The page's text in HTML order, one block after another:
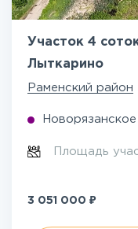
Участок 4
Лыткарино
Раменский район
Площадь
3 051 000 ₽